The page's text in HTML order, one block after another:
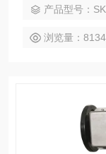
产品型号：
浏览量：8134